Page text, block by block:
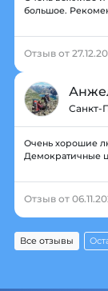
большое.
Отзыв от
Санкт-
Очень хорошие
Демократичные
Отзыв от
Все отзывы